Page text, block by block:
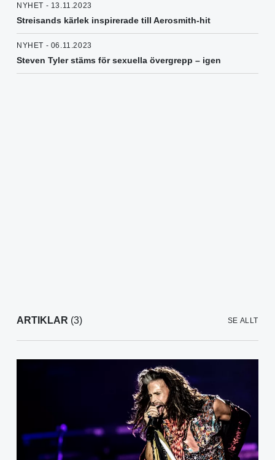
NYHET - 13.11.2023
Streisands kärlek inspirerade till Aerosmith-hit
NYHET - 06.11.2023
Steven Tyler stäms för sexuella övergrepp – igen
ARTIKLAR (3) SE ALLT